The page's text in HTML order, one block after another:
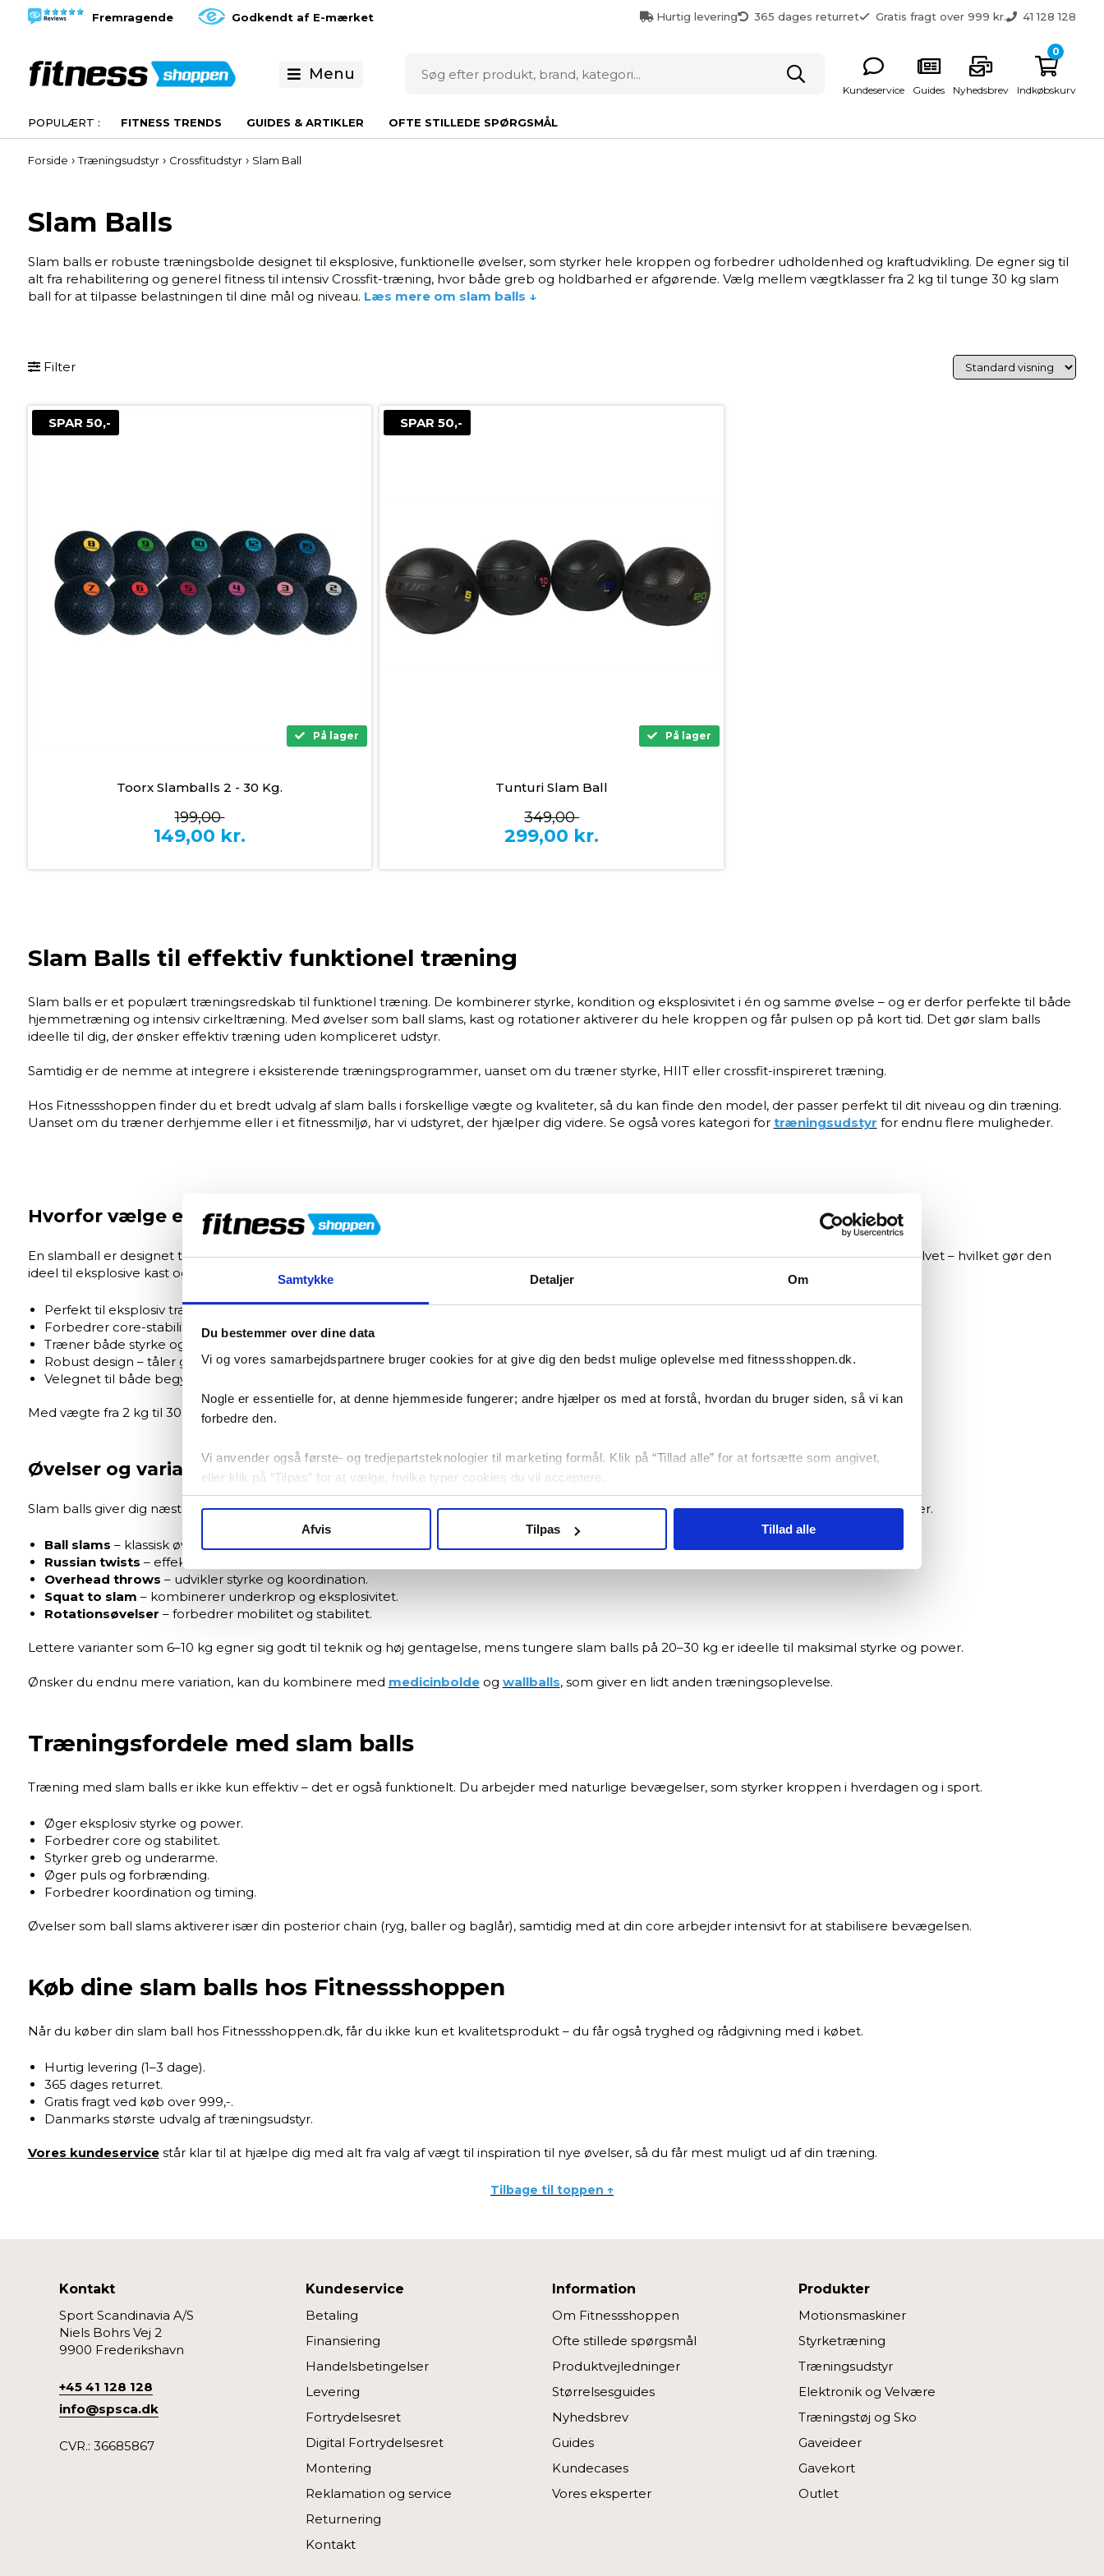
Samtykke Detaljer Om
Du bestemmer over dine data
Vi og vores samarbejdspartnere bruger cookies for at give dig den bedst mulige oplevelse med fitnessshoppen.dk.
Nogle er essentielle for, at denne hjemmeside fungerer; andre hjælper os med at forstå, hvordan du bruger siden, så vi kan
forbedre den.
Vi anvender også første- og tredjepartsteknologier til marketing formål. Klik på “Tillad alle” for at fortsætte som angivet,
eller klik på “Tilpas” for at vælge, hvilke typer cookies du vil acceptere.
Afvis Tilpas Tillad alle
Hurtig levering 365 dages returret Gratis fragt over 999 kr. 41 128 128
Fremragende Godkendt af E-mærket
Menu
Kundeservice Guides Nyhedsbrev Indkøbskurv
0
FITNESS TRENDS GUIDES & ARTIKLER OFTE STILLEDE SPØRGSMÅL
Forside ›Træningsudstyr› Crossfitudstyr› Slam Ball
Slam Balls
Slam balls er robuste træningsbolde designet til eksplosive, funktionelle øvelser, som styrker hele kroppen og forbedrer udholdenhed og kraftudvikling. De egner sig til
alt fra rehabilitering og generel fitness til intensiv Crossfit-træning, hvor både greb og holdbarhed er afgørende. Vælg mellem vægtklasser fra 2 kg til tunge 30 kg slam
ball for at tilpasse belastningen til dine mål og niveau. Læs mere om slam balls ↓
Filter
SPAR 50,-
På lager
Toorx Slamballs 2 - 30 Kg.
199,00
149,00 kr.
SPAR 50,-
På lager
Tunturi Slam Ball
349,00
299,00 kr.
Slam Balls til effektiv funktionel træning
Slam balls er et populært træningsredskab til funktionel træning. De kombinerer styrke, kondition og eksplosivitet i én og samme øvelse – og er derfor perfekte til både
hjemmetræning og intensiv cirkeltræning. Med øvelser som ball slams, kast og rotationer aktiverer du hele kroppen og får pulsen op på kort tid. Det gør slam balls
ideelle til dig, der ønsker effektiv træning uden kompliceret udstyr.
Samtidig er de nemme at integrere i eksisterende træningsprogrammer, uanset om du træner styrke, HIIT eller crossfit-inspireret træning.
Hos Fitnessshoppen finder du et bredt udvalg af slam balls i forskellige vægte og kvaliteter, så du kan finde den model, der passer perfekt til dit niveau og din træning.
Uanset om du træner derhjemme eller i et fitnessmiljø, har vi udstyret, der hjælper dig videre. Se også vores kategori for træningsudstyr for endnu flere muligheder.
Hvorfor vælge en slamball?
En slamball er designet til at kunne tåle hård belastning igen og igen. Den solide konstruktion betyder, at bolden ikke hopper, men bliver på gulvet – hvilket gør den
ideel til eksplosive kast og slams.
Perfekt til eksplosiv træning og power-øvelser.
Forbedrer core-stabilitet og kropskontrol.
Træner både styrke og kondition samtidig.
Robust design – tåler gentagne kast i gulvet.
Velegnet til både begyndere og øvede.
Med vægte fra 2 kg til 30 kg kan du nemt tilpasse din træning – uanset om du er nybegynder eller ønsker maksimal belastning.
Øvelser og variation
Slam balls giver dig næsten uendelige muligheder for variation. Du kan bruge dem til både eksplosive bevægelser og kontrollerede core-øvelser.
Ball slams – klassisk øvelse til power og kondition.
Russian twists – effektiv core-træning.
Overhead throws – udvikler styrke og koordination.
Squat to slam – kombinerer underkrop og eksplosivitet.
Rotationsøvelser – forbedrer mobilitet og stabilitet.
Lettere varianter som 6–10 kg egner sig godt til teknik og høj gentagelse, mens tungere slam balls på 20–30 kg er ideelle til maksimal styrke og power.
Ønsker du endnu mere variation, kan du kombinere med medicinboldeog wallballs, som giver en lidt anden træningsoplevelse.
Træningsfordele med slam balls
Træning med slam balls er ikke kun effektiv – det er også funktionelt. Du arbejder med naturlige bevægelser, som styrker kroppen i hverdagen og i sport.
Øger eksplosiv styrke og power.
Forbedrer core og stabilitet.
Styrker greb og underarme.
Øger puls og forbrænding.
Forbedrer koordination og timing.
Øvelser som ball slams aktiverer især din posterior chain (ryg, baller og baglår), samtidig med at din core arbejder intensivt for at stabilisere bevægelsen.
Køb dine slam balls hos Fitnessshoppen
Når du køber din slam ball hos Fitnessshoppen.dk, får du ikke kun et kvalitetsprodukt – du får også tryghed og rådgivning med i købet.
Hurtig levering (1–3 dage).
365 dages returret.
Gratis fragt ved køb over 999,-.
Danmarks største udvalg af træningsudstyr.
Vores kundeservicestår klar til at hjælpe dig med alt fra valg af vægt til inspiration til nye øvelser, så du får mest muligt ud af din træning.
Tilbage til toppen ↑
Kontakt
Sport Scandinavia A/S
Niels Bohrs Vej 2
9900 Frederikshavn
+45 41 128 128
info@spsca.dk
CVR.: 36685867
Kundeservice
Betaling
Finansiering
Handelsbetingelser
Levering
Fortrydelsesret
Digital Fortrydelsesret
Montering
Reklamation og service
Returnering
Kontakt
Information
Om Fitnessshoppen
Ofte stillede spørgsmål
Produktvejledninger
Størrelsesguides
Nyhedsbrev
Guides
Kundecases
Vores eksperter
Produkter
Motionsmaskiner
Styrketræning
Træningsudstyr
Elektronik og Velvære
Træningstøj og Sko
Gaveideer
Gavekort
Outlet